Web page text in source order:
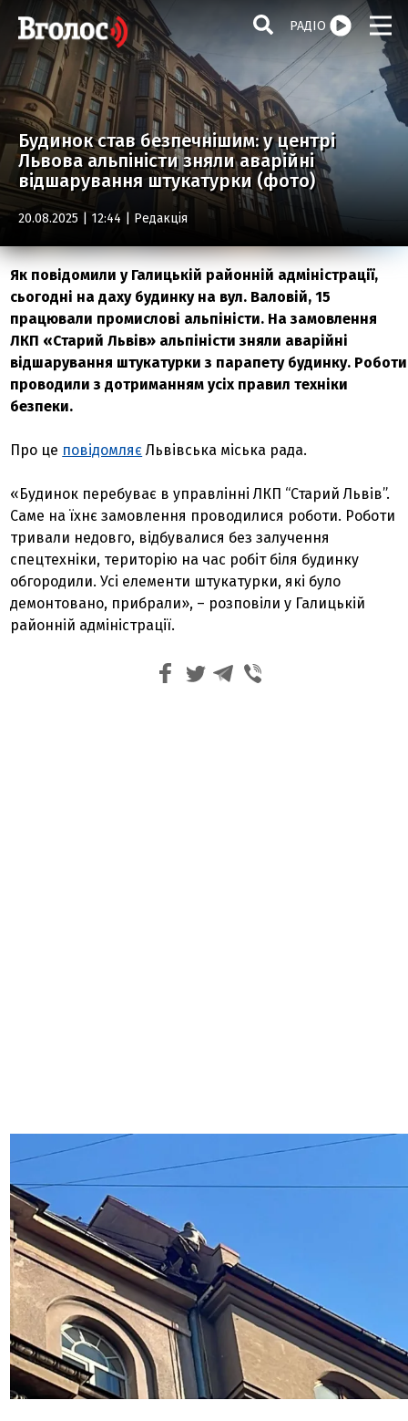
РАДІО
Будинок став безпечнішим: у центрі
Львова альпіністи зняли аварійні
відшарування штукатурки (фото)
20.08.2025 | 12:44 | Редакція
Як повідомили у Галицькій районній адміністрації,
сьогодні на даху будинку на вул. Валовій, 15
працювали промислові альпіністи. На замовлення
ЛКП «Старий Львів» альпіністи зняли аварійні
відшарування штукатурки з парапету будинку. Роботи
проводили з дотриманням усіх правил техніки
безпеки.
Про це повідомляє Львівська міська рада.
«Будинок перебуває в управлінні ЛКП “Старий Львів”.
Саме на їхнє замовлення проводилися роботи. Роботи
тривали недовго, відбувалися без залучення
спецтехніки, територію на час робіт біля будинку
обгородили. Усі елементи штукатурки, які було
демонтовано, прибрали», – розповіли у Галицькій
районній адміністрації.